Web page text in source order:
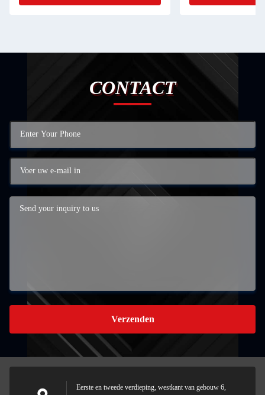
CONTACT
Verzenden
Eerste en tweede verdieping, westkant van gebouw 6,